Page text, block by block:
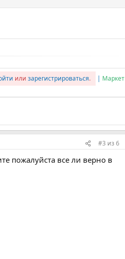
или зарегистрироваться. | Маркет
#3 из6
пожалуйста все ли верно в